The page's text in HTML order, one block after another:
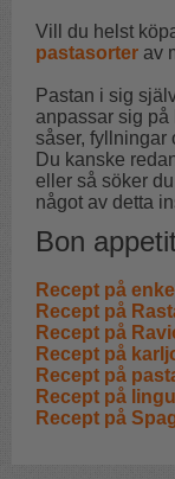
Vill du helst
pastasorter av
Pastan i sig
anpassar sig på
såser, fyllningar
Du kanske
eller så söker
något av detta
Bon
Recept på
Recept på
Recept på
Recept på
Recept på
Recept på
Recept på